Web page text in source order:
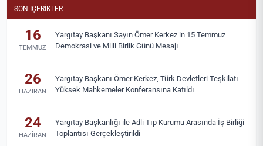
SON İÇERIKLER
16
TEMMUZ
Yargıtay Başkanı Sayın Ömer Kerkez’in 15 Temmuz
Demokrasi ve Milli Birlik Günü Mesajı
26
HAZIRAN
Yargıtay Başkanı Ömer Kerkez, Türk Devletleri Teşkilatı
Yüksek Mahkemeler Konferansına Katıldı
24
HAZIRAN
Yargıtay Başkanlığı ile Adli Tıp Kurumu Arasında İş Birliği
Toplantısı Gerçekleştirildi